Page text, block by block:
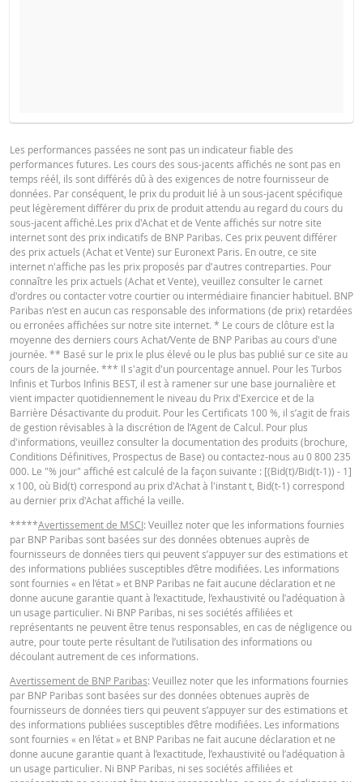
COURS DU SOUS-JACENT ATTENDU QUANTITÉ
PÉRIODE
1 Jour 1 Semaine 1 An
SITUATION
ACTUELLE
NOUVELLE
SITUATION
Cours de
référence
15,830 -
Niveau de
financement
10,5498 -
Barrière
désactivante
10,55 -
Prime de
risque de gap
0,022 -
Levier 3,01
-
Valeur du
portefeuille
(EUR)
0,55 -
Turbos Infinis
Best (EUR)
0,55 -
Les prix indiqués dans le simulateur sont indicatifs et ne reflètent pas les
actuels ou futurs. Le simulateur suppose un pourcentage de coût de
financement constant alors que ce pourcentage peut en fait changer de
continue. Les rendements des produits dont le sous-jacent est coté dans une
devise différente peuvent être influencés par les effets du taux change. Le
simulateur ne prend pas en compte la différence entre les prix acheteur et
vendeur (le spread) et les dividendes éventuels (et l'impôt sur les
PROSPECTUS DE BASE
Français (France)
KEY INFORMATION DOCUMENTS
Key Information Document (FR)
QUOTES
Latest Product Quotes
Les performances passées ne sont pas un indicateur fiable des
performances futures. Les cours des sous-jacents affichés ne sont pas en
temps réél, ils sont différés dû à des exigences de notre fournisseur de
données. Par conséquent, le prix du produit lié à un sous-jacent spécifique
peut légèrement différer du prix de produit attendu au regard du cours du
sous-jacent affiché.Les prix d'Achat et de Vente affichés sur notre site
internet sont des prix indicatifs de BNP Paribas. Ces prix peuvent différer
des prix actuels (Achat et Vente) sur Euronext Paris. En outre, ce site
internet n'affiche pas les prix proposés par d'autres contreparties. Pour
connaître les prix actuels (Achat et Vente), veuillez consulter le carnet
d'ordres ou contacter votre courtier ou intermédiaire financier habituel. BNP
Paribas n'est en aucun cas responsable des informations (de prix) retardées
ou erronées affichées sur notre site internet. * Le cours de clôture est la
moyenne des derniers cours Achat/Vente de BNP Paribas au cours d'une
journée. ** Basé sur le prix le plus élevé ou le plus bas publié sur ce site au
cours de la journée. *** Il s'agit d'un pourcentage annuel. Pour les Turbos
Infinis et Turbos Infinis BEST, il est à ramener sur une base journalière et
vient impacter quotidiennement le niveau du Prix d'Exercice et de la
Barrière Désactivante du produit. Pour les Certificats 100 %, il s’agit de frais
de gestion révisables à la discrétion de l’Agent de Calcul. Pour plus
d'informations, veuillez consulter la documentation des produits (brochure,
Conditions Définitives, Prospectus de Base) ou contactez-nous au 0 800 235
000. Le "% jour" affiché est calculé de la façon suivante : [(Bid(t)/Bid(t-1)) - 1]
x 100, où Bid(t) correspond au prix d'Achat à l'instant t, Bid(t-1) correspond
au dernier prix d'Achat affiché la veille.
*****Avertissement de MSCI: Veuillez noter que les informations fournies
par BNP Paribas sont basées sur des données obtenues auprès de
fournisseurs de données tiers qui peuvent s’appuyer sur des estimations et
des informations publiées susceptibles d’être modifiées. Les informations
sont fournies « en l’état » et BNP Paribas ne fait aucune déclaration et ne
donne aucune garantie quant à l’exactitude, l’exhaustivité ou l’adéquation à
un usage particulier. Ni BNP Paribas, ni ses sociétés affiliées et
représentants ne peuvent être tenus responsables, en cas de négligence ou
autre, pour toute perte résultant de l’utilisation des informations ou
découlant autrement de ces informations.
Avertissement de BNP Paribas: Veuillez noter que les informations fournies
par BNP Paribas sont basées sur des données obtenues auprès de
fournisseurs de données tiers qui peuvent s’appuyer sur des estimations et
des informations publiées susceptibles d’être modifiées. Les informations
sont fournies « en l’état » et BNP Paribas ne fait aucune déclaration et ne
donne aucune garantie quant à l’exactitude, l’exhaustivité ou l’adéquation à
un usage particulier. Ni BNP Paribas, ni ses sociétés affiliées et